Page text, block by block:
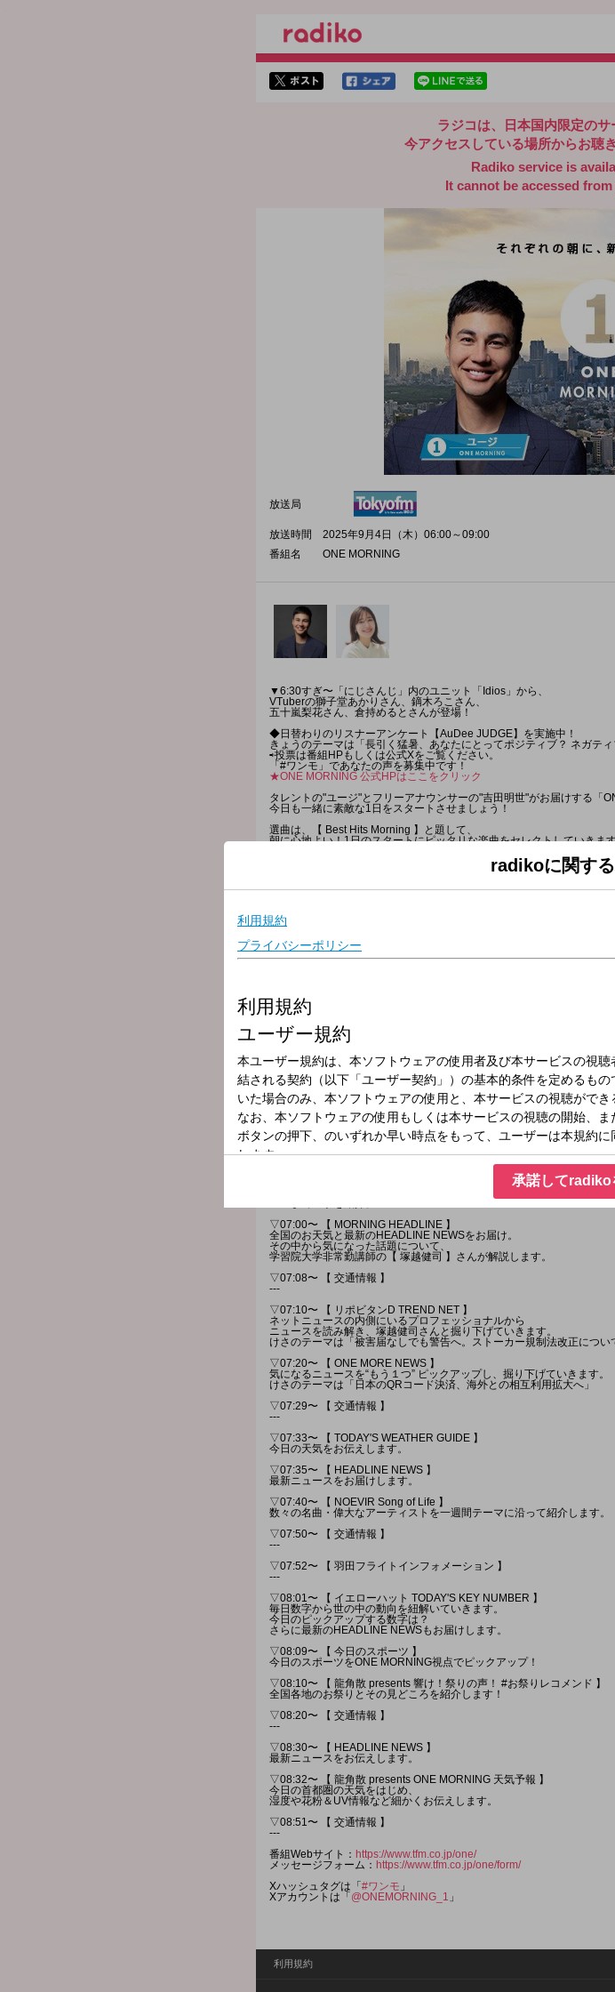
ラジコは、日本国内限定のサ
今アクセスしている場所からお聴
Radiko service is
It cannot be accessed
放送局
放送時間
2025年9月4日（木）06:00～09:00
番組名
ONE MORNING
▼6:30すぎ〜「にじさんじ」内のユニット「Idios」から、
VTuberの獅子堂あかりさん、鏑木ろこさん、
五十嵐梨花さん、倉持めるとさんが登場！
◆日替わりのリスナーアンケート【AuDee JUDGE】を実施中！
きょうのテーマは「長引く猛暑、あなたにとってポジティブ？ ネガティ
⇨投票は番組HPもしくは公式Xをご覧ください。
「#ワンモ」であなたの声を募集中です！
★ONE MORNING 公式HPはここをクリック
タレントの"ユージ"とフリーアナウンサーの"吉田明世"がお届けする「
今日も一緒に素敵な1日をスタートさせましょう！
選曲は、【 Best Hits Morning 】と題して、
朝に心地よい！1日のスタートにピッタリな楽曲をセレクトしていきま
採用された方には番組オリジナルステッカーをプレゼントしています。
また、内容も一部変更となる場合があります＊
★AuDeeについて
今朝の最新ニュース、最新のお天気は？
▽06:15〜 【 ワンコメ & AuDee Judge 】
きょうのテーマは
番組がピックアップしたニュースやトピックスについての
アナタの意見＝ワンコメをお聞かせください。
詳しくは番組公式Twitter をご覧ください。
さらに「AuDee Judge」は、AuDeeにある
番組ページの投票フォームからお願いします。
7時台、8時台でも随所で紹介していきます。
▽06:25〜 【 WEATHER 】
全国の最新天気をお伝えします。
▽06:30〜 【 HEADLINE NEWS & WEATHER 】
▽07:00〜 【 MORNING HEADLINE 】
全国のお天気と最新のHEADLINE NEWSをお届け。
その中から気になった話題について、
学習院大学非常勤講師の【 塚越健司 】さんが解説します。
▽07:08〜 【 交通情報 】
---
▽07:10〜 【 リポビタンD TREND NET 】
ネットニュースの内側にいるプロフェッショナルから
ニュースを読み解き、塚越健司さんと掘り下げていきます。
けさのテーマは「被害届なしでも警告へ。ストーカー規制法改正につい
▽07:20〜 【 ONE MORE NEWS 】
気になるニュースを“もう１つ” ピックアップし、掘り下げていきます。
けさのテーマは「日本のQRコード決済、海外との相互利用拡大へ」
▽07:29〜 【 交通情報 】
---
▽07:33〜 【 TODAY'S WEATHER GUIDE 】
今日の天気をお伝えします。
▽07:35〜 【 HEADLINE NEWS 】
最新ニュースをお届けします。
▽07:40〜 【 NOEVIR Song of Life 】
数々の名曲・偉大なアーティストを一週間テーマに沿って紹介します。
▽07:50〜 【 交通情報 】
---
▽07:52〜 【 羽田フライトインフォメーション 】
---
▽08:01〜 【 イエローハット TODAY'S KEY NUMBER 】
毎日数字から世の中の動向を紐解いていきます。
今日のピックアップする数字は？
さらに最新のHEADLINE NEWSもお届けします。
▽08:09〜 【 今日のスポーツ 】
今日のスポーツをONE MORNING視点でピックアップ！
▽08:10〜 【 龍角散 presents 響け！祭りの声！ #お祭りレコメンド 】
全国各地のお祭りとその見どころを紹介します！
▽08:20〜 【 交通情報 】
---
▽08:30〜 【 HEADLINE NEWS 】
最新ニュースをお伝えします。
▽08:32〜 【 龍角散 presents ONE MORNING 天気予報 】
今日の首都圏の天気をはじめ、
湿度や花粉＆UV情報など細かくお伝えします。
▽08:51〜 【 交通情報 】
---
番組Webサイト： https://www.tfm.co.jp/one/
メッセージフォーム： https://www.tfm.co.jp/one/form/
Xハッシュタグは「 #ワンモ 」
Xアカウントは「 @ONEMORNING_1 」
利用規約
radikoに関す
承諾してradiko